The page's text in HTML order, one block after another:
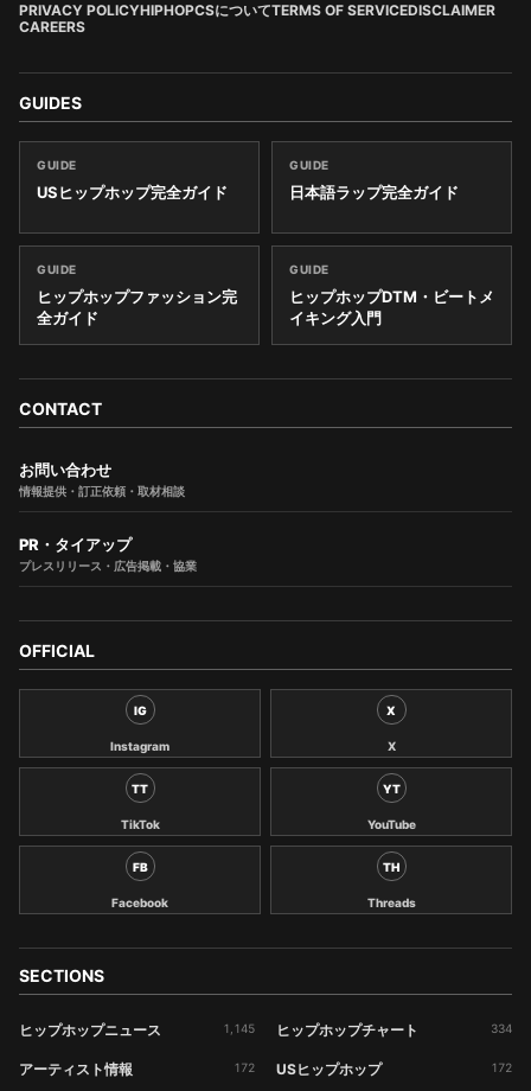
PRIVACY POLICYHIPHOPCSについてTERMS OF SERVICEDISCLAIMER
CAREERS
GUIDES
GUIDE
USヒップホップ完全ガイド
GUIDE
日本語ラップ完全ガイド
GUIDE
ヒップホップファッション完
全ガイド
GUIDE
ヒップホップDTM・ビートメ
イキング入門
CONTACT
お問い合わせ
情報提供・訂正依頼・取材相談
PR・タイアップ
プレスリリース・広告掲載・協業
OFFICIAL
IG
Instagram
X
X
TT
TikTok
YT
YouTube
FB
Facebook
TH
Threads
SECTIONS
ヒップホップニュース 1,145 ヒップホップチャート 334
アーティスト情報 172 USヒップホップ 172